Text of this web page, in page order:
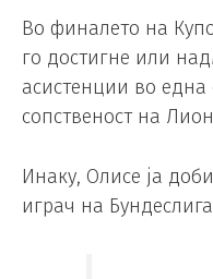
Во финалето на
го достигне или
асистенции во една
сопственост на
Инаку, Олисе ја
играч на